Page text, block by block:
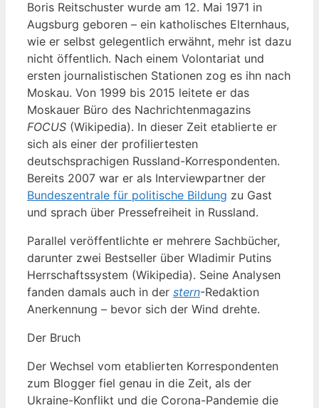
Boris Reitschuster wurde am 12. Mai 1971 in
Augsburg geboren – ein katholisches Elternhaus,
wie er selbst gelegentlich erwähnt, mehr ist dazu
nicht öffentlich. Nach einem Volontariat und
ersten journalistischen Stationen zog es ihn nach
Moskau. Von 1999 bis 2015 leitete er das
Moskauer Büro des Nachrichtenmagazins
FOCUS (Wikipedia). In dieser Zeit etablierte er
sich als einer der profiliertesten
deutschsprachigen Russland-Korrespondenten.
Bereits 2007 war er als Interviewpartner der
Bundeszentrale für politische Bildung zu Gast
und sprach über Pressefreiheit in Russland.
Parallel veröffentlichte er mehrere Sachbücher,
darunter zwei Bestseller über Wladimir Putins
Herrschaftssystem (Wikipedia). Seine Analysen
fanden damals auch in der stern-Redaktion
Anerkennung – bevor sich der Wind drehte.
Der Bruch
Der Wechsel vom etablierten Korrespondenten
zum Blogger fiel genau in die Zeit, als der
Ukraine-Konflikt und die Corona-Pandemie die